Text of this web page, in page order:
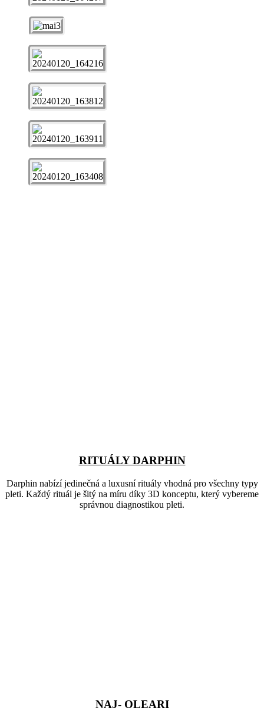
RITUÁLY DARPHIN
Darphin nabízí jedinečná a luxusní rituály vhodná pro všechny typy
pleti. Každý rituál je šitý na míru díky 3D konceptu, který vybereme
správnou diagnostikou pleti.
NAJ- OLEARI